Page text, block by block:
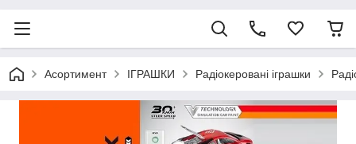
Асортимент ІГРАШКИ Радіокеровані іграшки